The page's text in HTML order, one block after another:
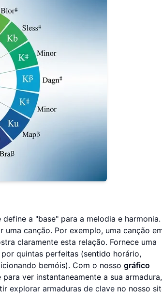
a "base" para a melodia e harmonia.
canção. Por exemplo, uma canção
claramente esta relação. Fornece uma
quintas perfeitas (sentido horário,
bemóis). Com o nosso gráfico
ver instantaneamente a sua armadura,
explorar armaduras de clave no nosso